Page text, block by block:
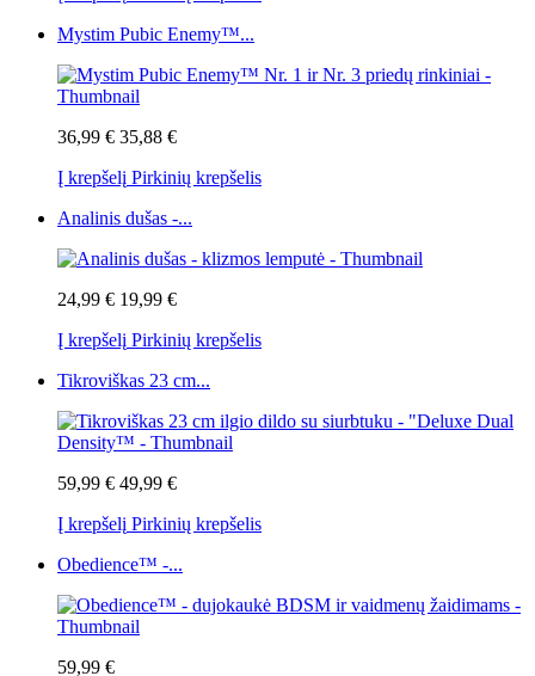
Mystim Pubic Enemy™...
36,99 € 35,88 €
Į krepšelį Pirkinių krepšelis
Analinis dušas -...
24,99 € 19,99 €
Į krepšelį Pirkinių krepšelis
Tikroviškas 23 cm...
59,99 € 49,99 €
Į krepšelį Pirkinių krepšelis
Obedience™ -...
59,99 €